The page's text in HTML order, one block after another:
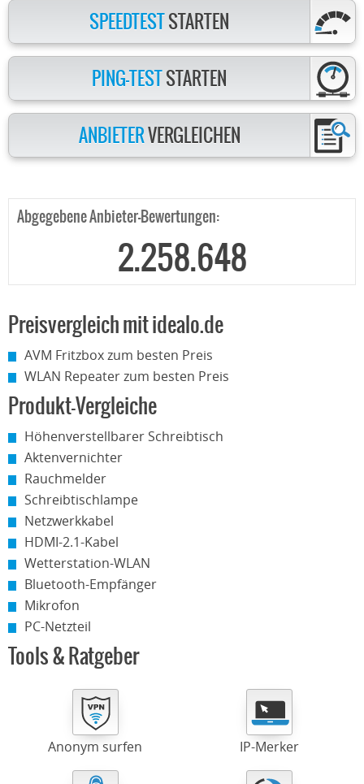
SPEEDTESTSTARTEN
PING-TESTSTARTEN
ANBIETERVERGLEICHEN
Abgegebene Anbieter-Bewertungen:
2.258.648
Preisvergleich mit idealo.de
AVM Fritzbox zum besten Preis
WLAN Repeater zum besten Preis
Produkt-Vergleiche
Höhenverstellbarer Schreibtisch
Aktenvernichter
Rauchmelder
Schreibtischlampe
Netzwerkkabel
HDMI-2.1-Kabel
Wetterstation-WLAN
Bluetooth-Empfänger
Mikrofon
PC-Netzteil
Tools & Ratgeber
Anonym surfen IP-Merker